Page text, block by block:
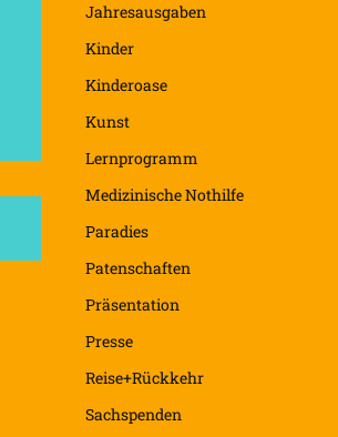
Jahresausgaben
Kinder
Kinderoase
Kunst
Lernprogramm
Medizinische Nothilfe
Paradies
Patenschaften
Präsentation
Presse
Reise+Rückkehr
Sachspenden